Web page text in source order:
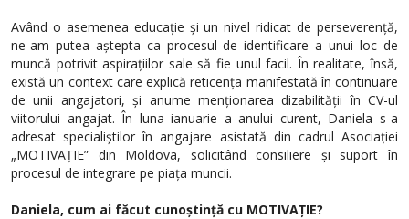
Având o asemenea educație și un nivel ridicat de perseverență,
ne-am putea aștepta ca procesul de identificare a unui loc de
muncă potrivit aspirațiilor sale să fie unul facil. În realitate, însă,
există un context care explică reticența manifestată în continuare
de unii angajatori, și anume menționarea dizabilității în CV-ul
viitorului angajat. În luna ianuarie a anului curent, Daniela s-a
adresat specialiștilor în angajare asistată din cadrul Asociației
„MOTIVAȚIE” din Moldova, solicitând consiliere și suport în
procesul de integrare pe piața muncii.
Daniela, cum ai făcut cunoștință cu MOTIVAȚIE?